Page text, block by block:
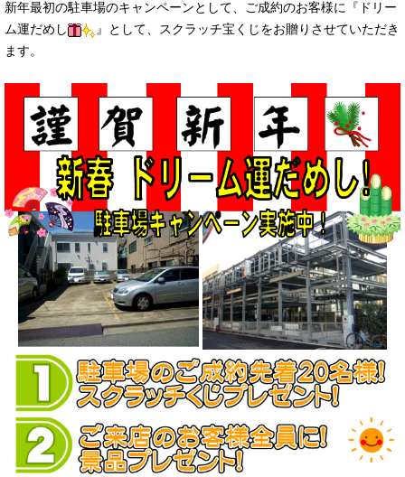
新年最初の駐車場のキャンペーンとして、ご成約のお客様に『ドリー
ム運だめし
』として、スクラッチ宝くじをお贈りさせていただき
ます。